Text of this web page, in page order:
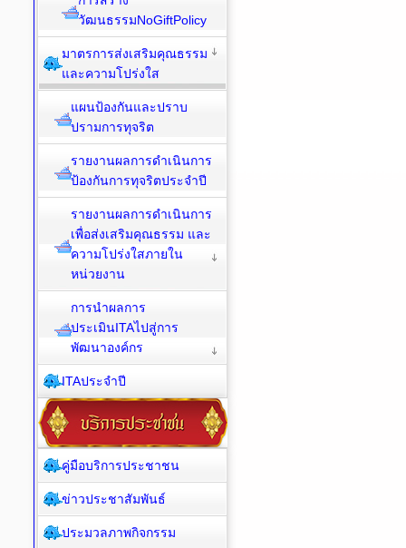
วัฒนธรรมNoGiftPolicy
มาตรการส่งเสริมคุณธรรม
และความโปร่งใส
แผนป้องกันและปราบ
ปรามการทุจริต
รายงานผลการดำเนินการ
ป้องกันการทุจริตประจำปี
รายงานผลการดำเนินการ
เพื่อส่งเสริมคุณธรรม และ
ความโปร่งใสภายใน
หน่วยงาน
การนำผลการ
ประเมินITAไปสู่การ
พัฒนาองค์กร
ITAประจำปี
คู่มือบริการประชาชน
ข่าวประชาสัมพันธ์
ประมวลภาพกิจกรรม